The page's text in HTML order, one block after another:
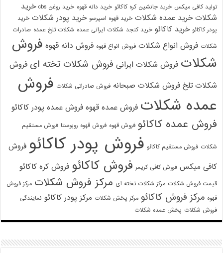
تولید کافی میکس خرید جانشین کره کاکائو خرید دانه قهوه خرید روغن cbs
خرید
شکلات خرید عمده شکلات خرید قهوه اسپرسو خرید پودر شکلات خرید
پودر کاکائو خرید کاکائو خرید کنجد شکلات ایرانی عمده شکلات تلخ عمده صادرات
شکلات فروش انواع شکلات فروش انواع قهوه فروش دانه قهوه فروش
شکلات فروش شکلات ایرانی فروش شکلات تخته ای فروش
شکلات تلخ فروش شکلات صبحانه فروش صادراتی شکلات فروش
عمده شکلات فروش عمده قهوه فروش عمده پودر کاکائو
فروش عمده کاکائو فروش قهوه فروش قهوه روبوستا فروش مستقیم
شکلات فروش مستقیم کاکائو فروش پودر کاکائو فروش
کافی میکس فروش کافی کریمر فروش کاکائو فروش کره کاکائو
قیمت فروش شکلات مرکز شکلات تخته ای مرکز فروش شکلات مرکز فروش
قهوه مرکز فروش کاکائو مرکز پخش شکلات مرکز پودر کاکائو نمایندگی
فروش شکلات پخش عمده شکلات